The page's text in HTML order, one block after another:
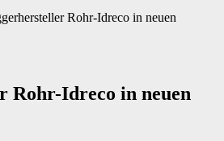
Rohr-Idreco in neuen
Rohr-Idreco in neuen